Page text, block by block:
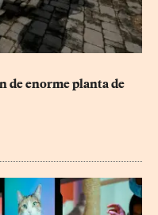
de enorme planta de